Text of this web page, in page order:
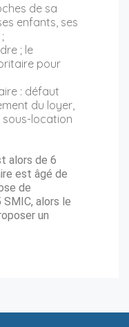
de sa
enfants, ses
; le
pour
: défaut
du loyer,
sous-location
alors de 6
est âgé de
de
alors le
un